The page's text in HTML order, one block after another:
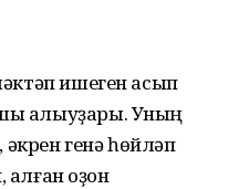
ишеген асып
алыуҙары. Уның
генә һөйләп
алған оҙон